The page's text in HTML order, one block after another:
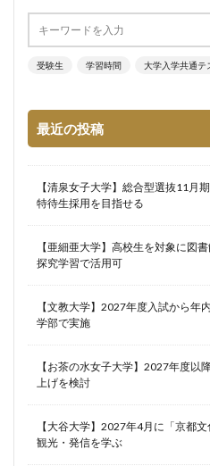
受験生 学習時間 大学入学共通テ
最近の投稿
【清泉女子大学】総合型選抜11月
特待生採用を目指せる
【亜細亜大学】高校生を対象に図
探究学習で活用可
【文教大学】2027年度入試から年
学部で実施
【お茶の水女子大学】2027年度以
上げを検討
【大谷大学】2027年4月に「京都
観光・発信を学ぶ